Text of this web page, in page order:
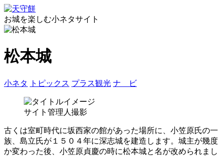
お城を楽しむ小ネタサイト
松本城
小ネタ トピックス プラス観光 ナ ビ
サイト管理人撮影
古くは室町時代に坂西家の館があった場所に、小笠原氏の一
族、島立氏が１５０４年に深志城を建造します。城主が幾度
か変わった後、小笠原貞慶の時に松本城と名が改められまし